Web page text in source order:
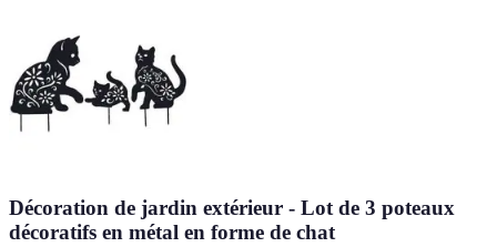
Décoration de jardin extérieur - Lot de 3 poteaux
décoratifs en métal en forme de chat